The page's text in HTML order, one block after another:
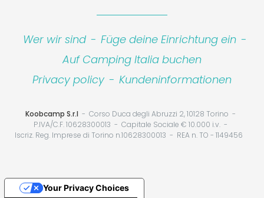
Wer wir sind - Füge deine Einrichtung ein -
Auf Camping Italia buchen
Privacy policy - Kundeninformationen
Koobcamp S.r.l
Corso Duca degli Abruzzi 2, 10128 Torino
P.IVA/C.F. 10628300013
Capitale Sociale € 10.000 i.v.
Iscriz. Reg. Imprese di Torino n.10628300013
REA n. TO - 1149456
Your Privacy Choices